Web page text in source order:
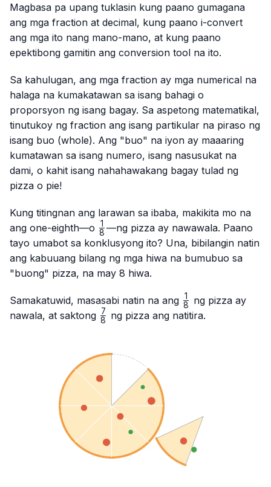
Magbasa pa upang tuklasin kung paano gumagana
ang mga fraction at decimal, kung paano i-convert
ang mga ito nang mano-mano, at kung paano
epektibong gamitin ang conversion tool na ito.
Sa kahulugan, ang mga fraction ay mga numerical na
halaga na kumakatawan sa isang bahagi o
proporsyon ng isang bagay. Sa aspetong matematikal,
tinutukoy ng fraction ang isang partikular na piraso ng
isang buo (whole). Ang "buo" na iyon ay maaaring
kumatawan sa isang numero, isang nasusukat na
dami, o kahit isang nahahawakang bagay tulad ng
pizza o pie!
Kung titingnan ang larawan sa ibaba, makikita mo na
ang one-eighth—o \frac{1}
{8}
8
1 —ng pizza ay nawawala. Paano
tayo umabot sa konklusyong ito? Una, bibilangin natin
ang kabuuang bilang ng mga hiwa na bumubuo sa
"buong" pizza, na may 8 hiwa.
Samakatuwid, masasabi natin na ang \frac{1}
{8}
8
1
ng pizza ay
nawala, at saktong \frac{7}
8
7 ng pizza ang natitira.